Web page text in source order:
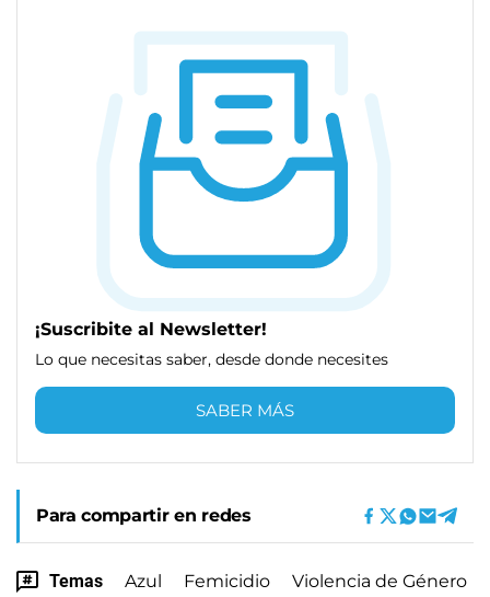
¡Suscribite al Newsletter!
Lo que necesitas saber, desde donde necesites
SABER MÁS
Para compartir en redes
Temas Azul Femicidio Violencia de Género